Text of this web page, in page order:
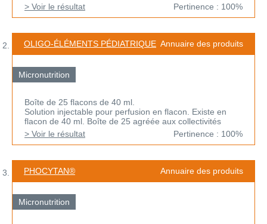
> Voir le résultat
Pertinence : 100%
OLIGO-ÉLÉMENTS PÉDIATRIQUE Annuaire des produits
Micronutrition
Boîte de 25 flacons de 40 ml.
Solution injectable pour perfusion en flacon. Existe en
flacon de 40 ml. Boîte de 25 agréée aux collectivités
> Voir le résultat
Pertinence : 100%
PHOCYTAN® Annuaire des produits
Micronutrition